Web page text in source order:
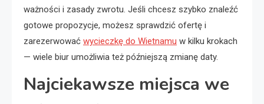
ważności i zasady zwrotu. Jeśli chcesz szybko znaleźć
gotowe propozycje, możesz sprawdzić ofertę i
zarezerwować wycieczkę do Wietnamu w kilku krokach
— wiele biur umożliwia też późniejszą zmianę daty.
Najciekawsze miejsca we